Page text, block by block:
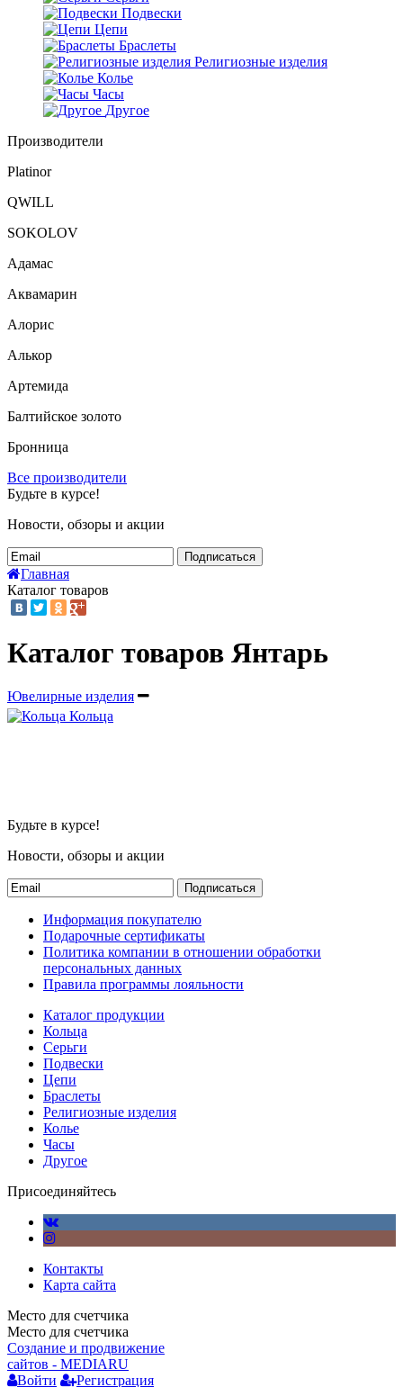
Подвески
Цепи
Браслеты
Религиозные изделия
Колье
Часы
Другое
Производители
Platinor
QWILL
SOKOLOV
Адамас
Аквамарин
Алорис
Алькор
Артемида
Балтийское золото
Бронница
Все производители
Будьте в курсе!
Новости, обзоры и акции
Подписаться
Главная
Каталог товаров
Каталог товаров Янтарь
Ювелирные изделия
Кольца
Будьте в курсе!
Новости, обзоры и акции
Подписаться
Информация покупателю
Подарочные сертификаты
Политика компании в отношении обработки
персональных данных
Правила программы лояльности
Каталог продукции
Кольца
Серьги
Подвески
Цепи
Браслеты
Религиозные изделия
Колье
Часы
Другое
Присоединяйтесь
Контакты
Карта сайта
Место для счетчика
Место для счетчика
Создание и продвижение
сайтов - MEDIARU
Войти
Регистрация